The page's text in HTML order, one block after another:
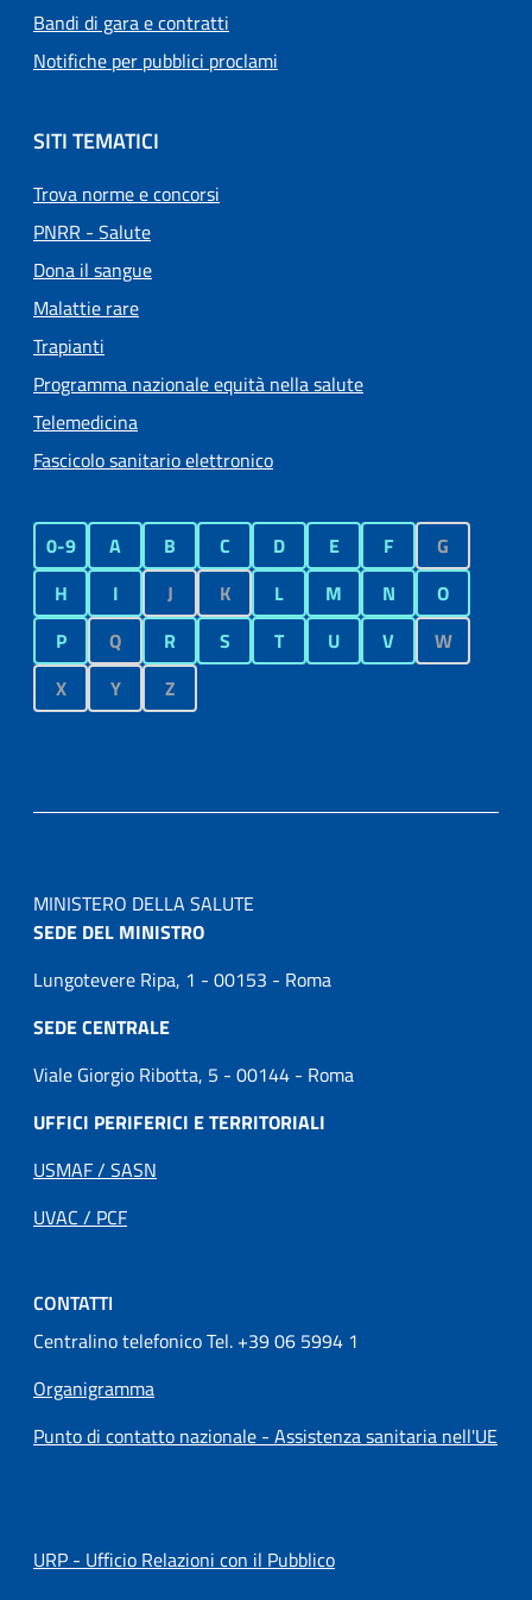
Bandi di gara e contratti
Notifiche per pubblici proclami
SITI TEMATICI
Trova norme e concorsi
PNRR - Salute
Dona il sangue
Malattie rare
Trapianti
Programma nazionale equità nella salute
Telemedicina
Fascicolo sanitario elettronico
0-9 A B C D E F
G
H
I J K L M N
O
P
Q R S T U V
W
X
Y Z
MINISTERO DELLA SALUTE
SEDE DEL MINISTRO
Lungotevere Ripa, 1 - 00153 - Roma
SEDE CENTRALE
Viale Giorgio Ribotta, 5 - 00144 - Roma
UFFICI PERIFERICI E TERRITORIALI
USMAF / SASN
UVAC / PCF
CONTATTI
Centralino telefonico Tel. +39 06 5994 1
Organigramma
Punto di contatto nazionale - Assistenza sanitaria nell'UE
URP - Ufficio Relazioni con il Pubblico